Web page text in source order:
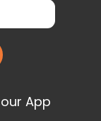
App